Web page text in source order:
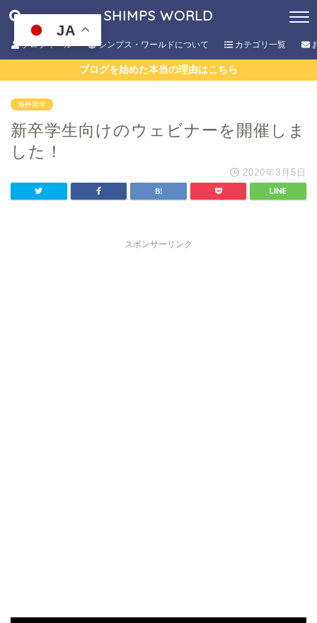
SHIMPS WORLD
プロフィール シンプス・ワールドについて カテゴリ一覧
ブログを始めた本当の理由はこちら
海外留学
新卒学生向けのウェビナーを開催しま
した！
2020年3月5日
スポンサーリンク
JA